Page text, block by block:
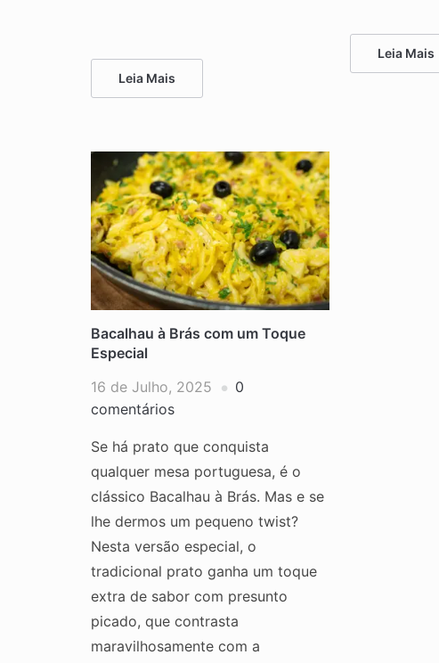
Leia Mais
Leia Mais
Bacalhau à Brás com um Toque
Especial
16 de Julho, 2025
0
comentários
Se há prato que conquista
qualquer mesa portuguesa, é o
clássico Bacalhau à Brás. Mas e se
lhe dermos um pequeno twist?
Nesta versão especial, o
tradicional prato ganha um toque
extra de sabor com presunto
picado, que contrasta
maravilhosamente com a